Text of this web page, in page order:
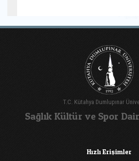
T.C. Kütahya Dumlupınar
Sağlık Kültür ve Spor
Hızlı Erişimler